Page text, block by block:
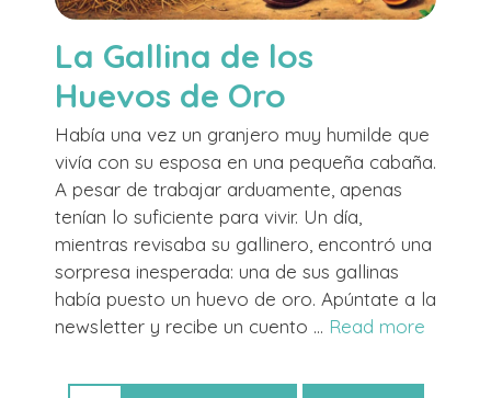
La Gallina de los
Huevos de Oro
Había una vez un granjero muy humilde que
vivía con su esposa en una pequeña cabaña.
A pesar de trabajar arduamente, apenas
tenían lo suficiente para vivir. Un día,
mientras revisaba su gallinero, encontró una
sorpresa inesperada: una de sus gallinas
había puesto un huevo de oro. Apúntate a la
newsletter y recibe un cuento … Read more